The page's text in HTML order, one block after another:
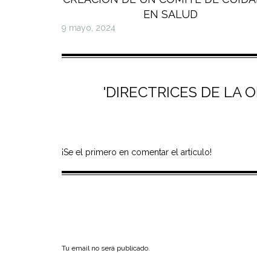
EN SALUD
9 mayo, 2024
'DIRECTRICES DE LA
¡Se el primero en comentar el artículo!
Tu email no será publicado.